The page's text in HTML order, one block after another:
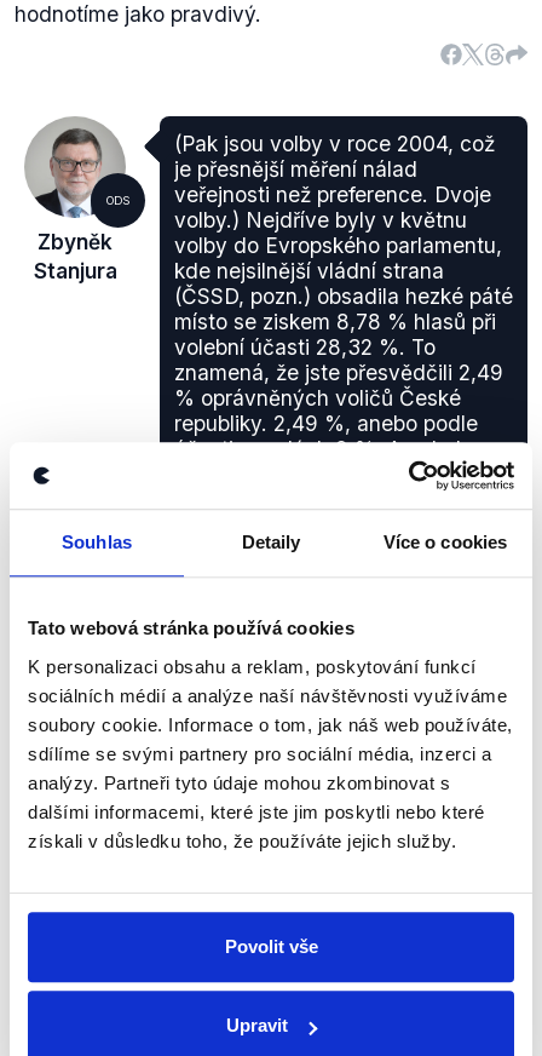
Souhlas Detaily Více o cookies
Tato webová stránka používá cookies
K personalizaci obsahu a reklam, poskytování funkcí
sociálních médií a analýze naší návštěvnosti využíváme
soubory cookie. Informace o tom, jak náš web používáte,
sdílíme se svými partnery pro sociální média, inzerci a
analýzy. Partneři tyto údaje mohou zkombinovat s
dalšími informacemi, které jste jim poskytli nebo které
získali v důsledku toho, že používáte jejich služby.
Povolit vše
Upravit
hodnotíme jako pravdivý.
ODS
Zbyněk
Stanjura
(Pak jsou volby v roce 2004, což
je přesnější měření nálad
veřejnosti než preference. Dvoje
volby.) Nejdříve byly v květnu
volby do Evropského parlamentu,
kde nejsilnější vládní strana
(ČSSD, pozn.) obsadila hezké páté
místo se ziskem 8,78 % hlasů při
volební účasti 28,32 %. To
znamená, že jste přesvědčili 2,49
% oprávněných voličů České
republiky. 2,49 %, anebo podle
účasti necelých 9 %. A nebyly
PRAVDA
Na základě volebních výsledků a přepočtu je výrok
poslance Stanjury pravdivý.
Volby do Evropského parlamentu se uskutečnily 11.
a 12. června 2004. ČSSD v nich skutečně obsadila
5. místo (viz. graf). Volebníúčast dosáhla28,32 %.
To tedy znamená, že ČSSD přesvědčila (po
přepočtu) skutečně cca 2,49 % oprávněných